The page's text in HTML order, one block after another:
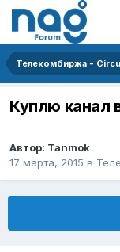
Телекомбиржа -
Куплю канал
Автор: Tanmok
17 марта, 2015 в